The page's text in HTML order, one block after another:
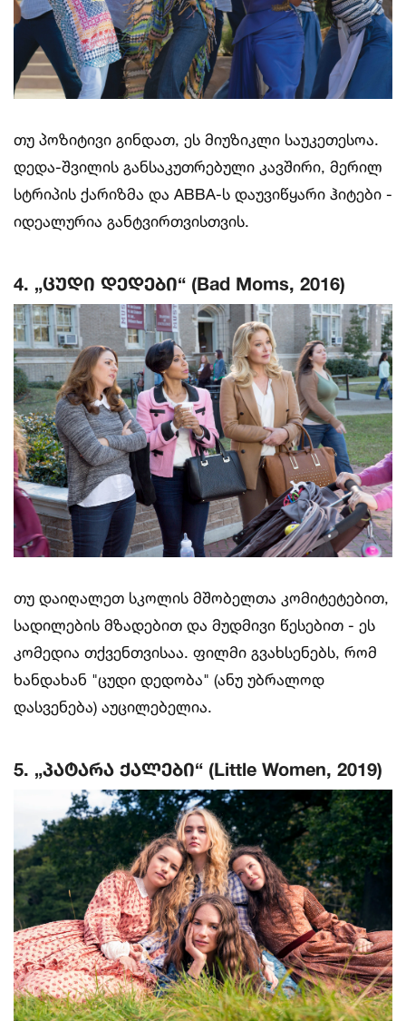
თუ პოზიტივი გინდათ, ეს მიუზიკლი საუკეთესოა.
დედა-შვილის განსაკუთრებული კავშირი, მერილ
სტრიპის ქარიზმა და ABBA-ს დაუვიწყარი ჰიტები -
იდეალურია განტვირთვისთვის.
4. „ცუდი დედები“ (Bad Moms, 2016)
თუ დაიღალეთ სკოლის მშობელთა კომიტეტებით,
სადილების მზადებით და მუდმივი წესებით - ეს
კომედია თქვენთვისაა. ფილმი გვახსენებს, რომ
ხანდახან "ცუდი დედობა" (ანუ უბრალოდ
დასვენება) აუცილებელია.
5. „პატარა ქალები“ (Little Women, 2019)